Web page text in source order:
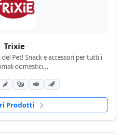
Trixie
Pet! Snack e accessori per tutti i
domestici...
Prodotti